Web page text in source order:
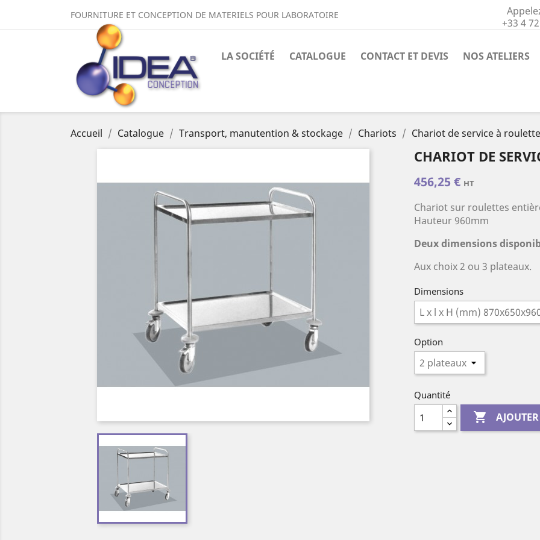
FOURNITURE ET CONCEPTION DE MATERIELS POUR LABORATOIRE
+33 4
LA SOCIÉTÉ CATALOGUE CONTACT ET DEVIS NOS ATELIERS
Accueil Catalogue Transport, manutention & stockage Chariots Chariot de service à
CHARIOT DE
456,25 € HT
Chariot sur roulettes
Hauteur 960mm
Deux dimensions
Aux choix 2 ou 3 plateaux.
Dimensions
Option
Quantité
